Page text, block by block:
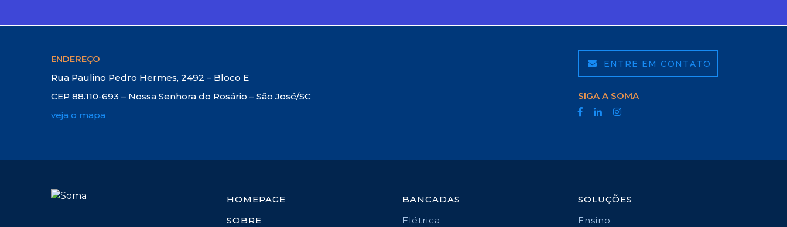
ENDEREÇO
Rua Paulino Pedro Hermes, 2492 – Bloco E
CEP 88.110-693 – Nossa Senhora do Rosário – São José/SC
veja o mapa
ENTRE EM CONTATO
SIGA A SOMA
HOMEPAGE
SOBRE
BANCADAS
Elétrica
SOLUÇÕES
Ensino